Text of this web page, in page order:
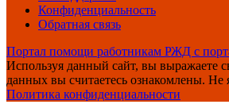
Конфиденциальность
Обратная связь
Портал помощи работникам РЖД с
Используя данный сайт, вы выражаете
данных вы считаетесь ознакомлены.
Политика конфиденциальности